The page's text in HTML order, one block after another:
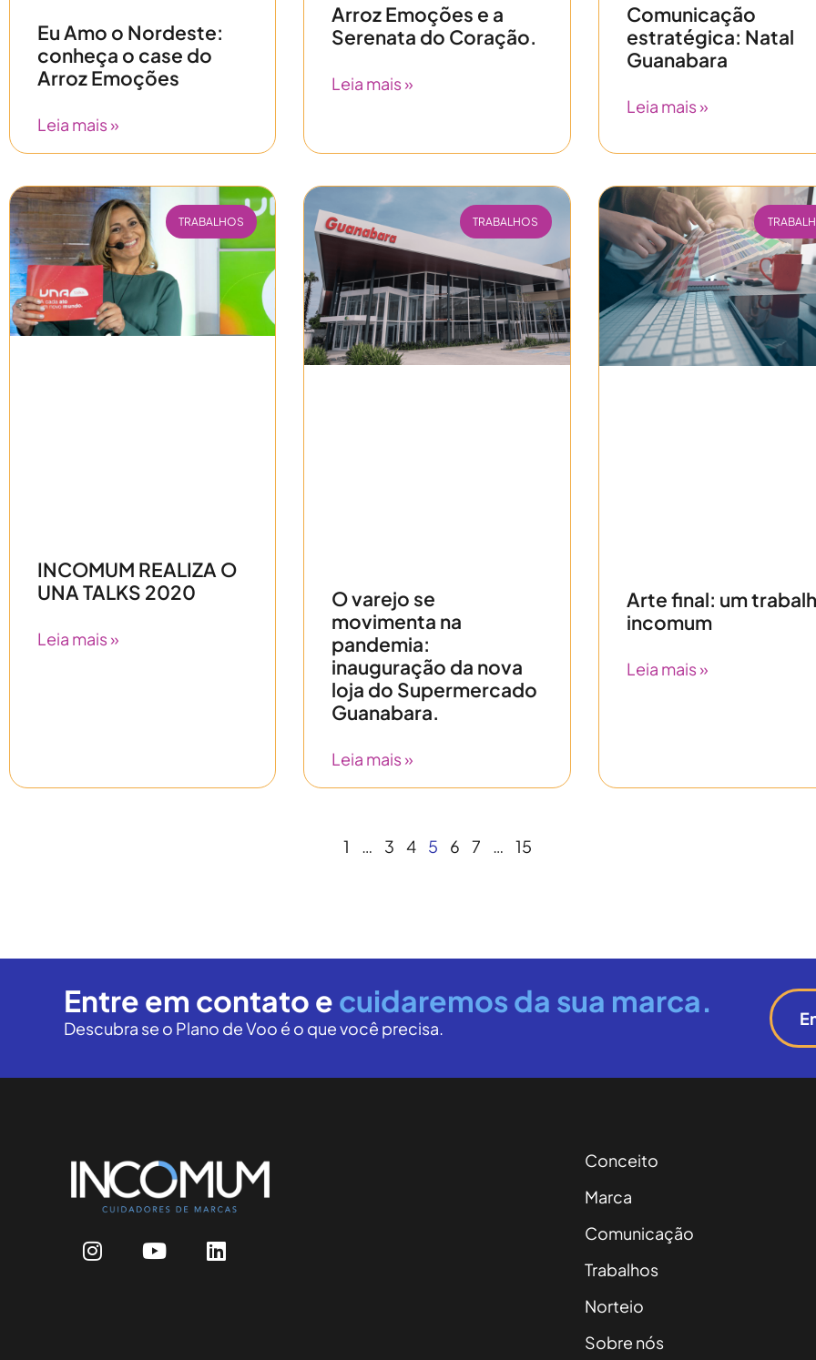
Eu Amo o Nordeste:
conheça o case do
Arroz Emoções
Leia mais »
Arroz Emoções e a
Serenata do Coração.
Leia mais »
Comunicação
estratégica: Natal
Guanabara
Leia mais »
TRABALHOS
INCOMUM REALIZA O
UNA TALKS 2020
Leia mais »
TRABALHOS
O varejo se
movimenta na
pandemia:
inauguração da nova
loja do Supermercado
Guanabara.
Leia mais »
Arte final: um
incomum
Leia mais »
1 … 3 4 5 6 7 … 15
Entre em contato e cuidaremos da sua marca.
Descubra se o Plano de Voo é o que você precisa.
Conceito
Marca
Comunicação
Trabalhos
Norteio
Sobre nós